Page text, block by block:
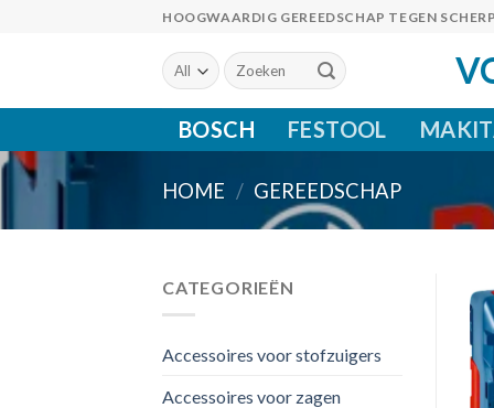
HOOGWAARDIG GEREEDSCHAP TEGEN
Zoeken
naar:
BOSCH FESTOOL
HOME / GEREEDSCHAP
CATEGORIEËN
Accessoires voor stofzuigers
Accessoires voor zagen